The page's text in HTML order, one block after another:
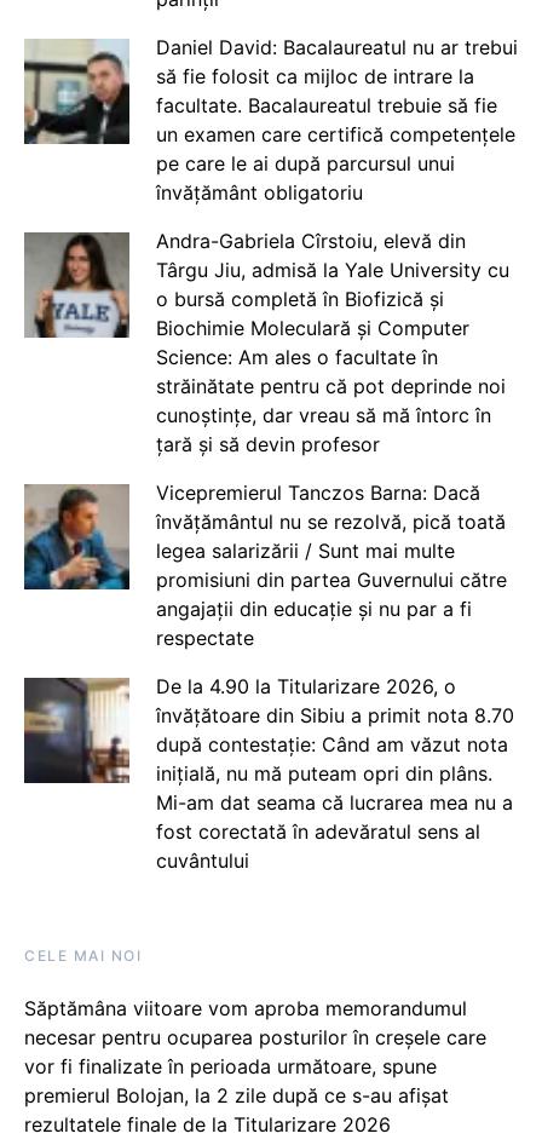
Daniel David: Bacalaureatul nu ar trebui
să fie folosit ca mijloc de intrare la
facultate. Bacalaureatul trebuie să fie
un examen care certifică competențele
pe care le ai după parcursul unui
învățământ obligatoriu
Andra-Gabriela Cîrstoiu, elevă din
Târgu Jiu, admisă la Yale University cu
o bursă completă în Biofizică și
Biochimie Moleculară și Computer
Science: Am ales o facultate în
străinătate pentru că pot deprinde noi
cunoștințe, dar vreau să mă întorc în
țară și să devin profesor
Vicepremierul Tanczos Barna: Dacă
învățământul nu se rezolvă, pică toată
legea salarizării / Sunt mai multe
promisiuni din partea Guvernului către
angajații din educație și nu par a fi
respectate
De la 4.90 la Titularizare 2026, o
învățătoare din Sibiu a primit nota 8.70
după contestație: Când am văzut nota
inițială, nu mă puteam opri din plâns.
Mi-am dat seama că lucrarea mea nu a
fost corectată în adevăratul sens al
cuvântului
CELE MAI NOI
Săptămâna viitoare vom aproba memorandumul
necesar pentru ocuparea posturilor în creșele care
vor fi finalizate în perioada următoare, spune
premierul Bolojan, la 2 zile după ce s-au afișat
rezultatele finale de la Titularizare 2026